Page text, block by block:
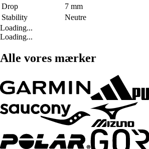
Drop
7 mm
Stability
Neutre
Loading...
Loading...
Alle vores mærker